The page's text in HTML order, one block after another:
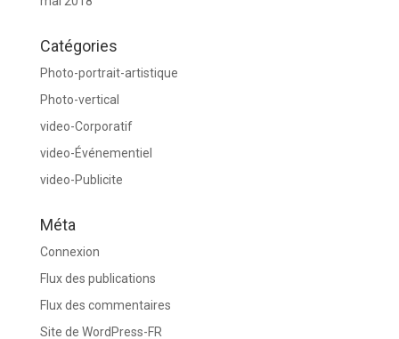
Catégories
Photo-portrait-artistique
Photo-vertical
video-Corporatif
video-Événementiel
video-Publicite
Méta
Connexion
Flux des publications
Flux des commentaires
Site de WordPress-FR